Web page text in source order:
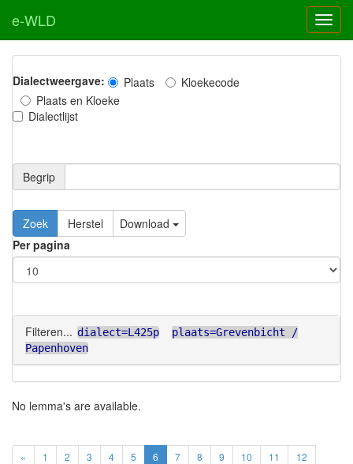
e-WLD
Dialectweergave: Plaats
Kloekecode
Plaats en Kloeke
Dialectlijst
Begrip
Zoek Herstel
Download
Per pagina
Filteren... dialect=L425p
plaats=Grevenbicht /
Papenhoven
No lemma's are available.
« 1 2 3 4 5 6 7 8 9 10 11
12